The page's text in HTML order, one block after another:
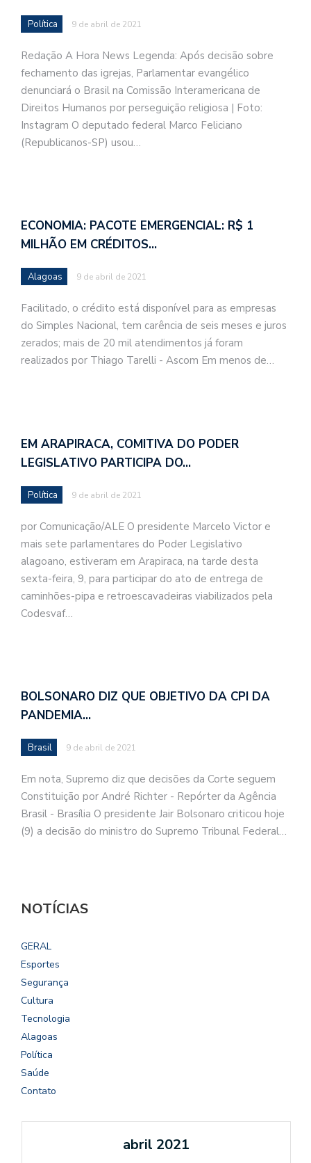
Política 9 de abril de 2021
Redação A Hora News Legenda: Após decisão sobre
fechamento das igrejas, Parlamentar evangélico
denunciará o Brasil na Comissão Interamericana de
Direitos Humanos por perseguição religiosa | Foto:
Instagram O deputado federal Marco Feliciano
(Republicanos-SP) usou…
ECONOMIA: PACOTE EMERGENCIAL: R$ 1
MILHÃO EM CRÉDITOS…
Alagoas 9 de abril de 2021
Facilitado, o crédito está disponível para as empresas
do Simples Nacional, tem carência de seis meses e juros
zerados; mais de 20 mil atendimentos já foram
realizados por Thiago Tarelli - Ascom Em menos de…
EM ARAPIRACA, COMITIVA DO PODER
LEGISLATIVO PARTICIPA DO…
Política 9 de abril de 2021
por Comunicação/ALE O presidente Marcelo Victor e
mais sete parlamentares do Poder Legislativo
alagoano, estiveram em Arapiraca, na tarde desta
sexta-feira, 9, para participar do ato de entrega de
caminhões-pipa e retroescavadeiras viabilizados pela
Codesvaf…
BOLSONARO DIZ QUE OBJETIVO DA CPI DA
PANDEMIA…
Brasil 9 de abril de 2021
Em nota, Supremo diz que decisões da Corte seguem
Constituição por André Richter - Repórter da Agência
Brasil - Brasília O presidente Jair Bolsonaro criticou hoje
(9) a decisão do ministro do Supremo Tribunal Federal…
NOTÍCIAS
GERAL
Esportes
Segurança
Cultura
Tecnologia
Alagoas
Política
Saúde
Contato
abril 2021